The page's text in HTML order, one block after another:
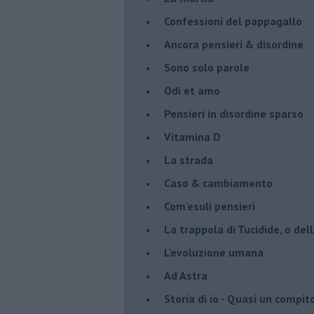
Confessioni del pappagallo
Ancora pensieri & disordine
Sono solo parole
Odi et amo
Pensieri in disordine sparso
Vitamina D
La strada
Caso & cambiamento
Com'esuli pensieri
La trappola di Tucidide, o
L'evoluzione umana
Ad Astra
Storia di io - Quasi un